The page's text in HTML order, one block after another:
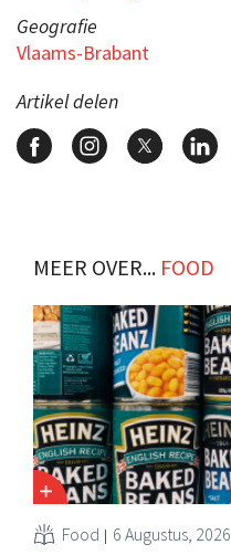
Geografie
Vlaams-Brabant
Artikel delen
MEER OVER... FOOD
Food 6 Augustus, 2026